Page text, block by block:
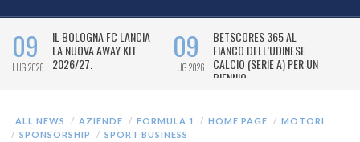
ALL NEWS AZIENDE FORMULA 1 HOME PAGE
MOTORI
SPONSORSHIP
SPORT BUSINESS